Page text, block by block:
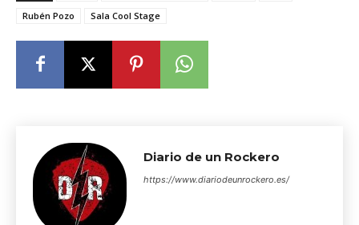
Rubén Pozo
Sala Cool Stage
Diario de un Rockero
https://www.diariodeunrockero.es/